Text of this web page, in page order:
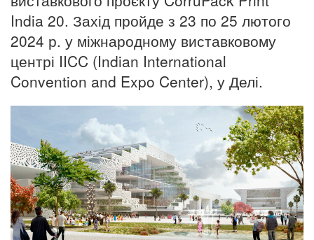
India 20. Захід пройде з 23 по 25 лютого
2024 р. у міжнародному виставковому
центрі IICC (Indian International
Convention and Expo Center), у Делі.